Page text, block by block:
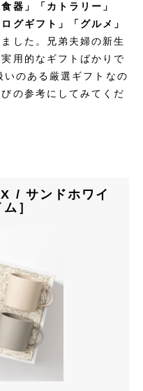
食器」「カトラリー」
グギフト」「グルメ」
した。兄弟夫婦の新生
用的なギフトばかりで
のある厳選ギフトなの
の参考にしてみてくだ
/ サンドホワイ
］